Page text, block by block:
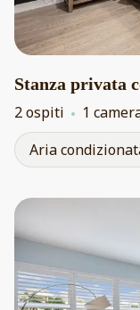
Stanza privata
2 ospiti
1
Aria